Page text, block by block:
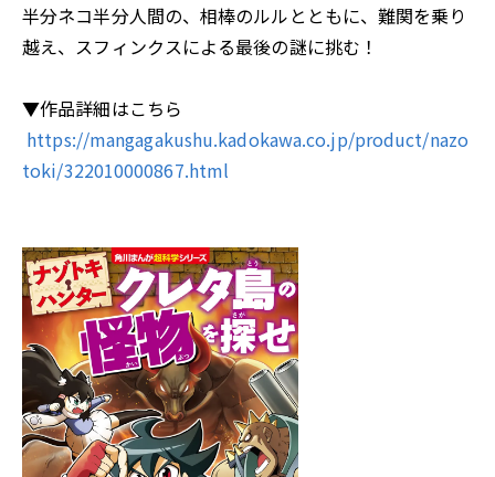
半分ネコ半分人間の、相棒のルルとともに、難関を乗り
越え、スフィンクスによる最後の謎に挑む！
▼作品詳細はこちら
https://mangagakushu.kadokawa.co.jp/product/nazo
toki/322010000867.html